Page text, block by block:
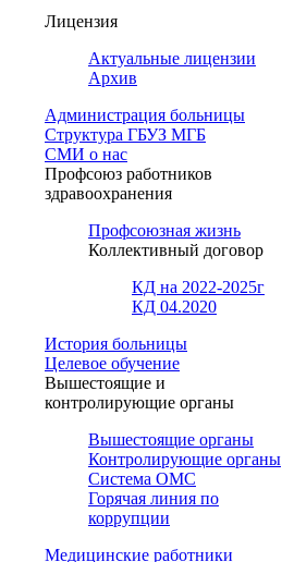
Лицензия
Актуальные лицензии
Архив
Администрация больницы
Структура ГБУЗ МГБ
СМИ о нас
Профсоюз работников
здравоохранения
Профсоюзная жизнь
Коллективный договор
КД на 2022-2025г
КД 04.2020
История больницы
Целевое обучение
Вышестоящие и
контролирующие органы
Вышестоящие органы
Контролирующие органы
Система ОМС
Горячая линия по
коррупции
Медицинские работники